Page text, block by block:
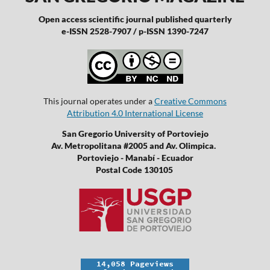
Open access scientific journal published quarterly
e-ISSN 2528-7907 / p-ISSN 1390-7247
This journal operates under aCreative Commons
Attribution 4.0 International License
San Gregorio University of Portoviejo
Av. Metropolitana #2005 and Av. Olimpica.
Portoviejo - Manabí - Ecuador
Postal Code 130105